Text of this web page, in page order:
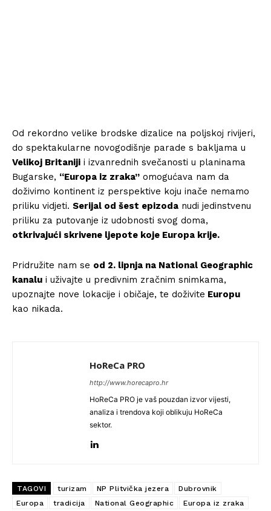
Od rekordno velike brodske dizalice na poljskoj rivijeri,
do spektakularne novogodišnje parade s bakljama u
Velikoj Britaniji i izvanrednih svečanosti u planinama
Bugarske, “Europa iz zraka” omogućava nam da
doživimo kontinent iz perspektive koju inače nemamo
priliku vidjeti. Serijal od šest epizoda nudi jedinstvenu
priliku za putovanje iz udobnosti svog doma,
otkrivajući skrivene ljepote koje Europa krije.
Pridružite nam se od 2. lipnja na National Geographic
kanalu i uživajte u predivnim zračnim snimkama,
upoznajte nove lokacije i običaje, te doživite Europu
kao nikada.
HoReCa PRO
http://www.horecapro.hr
HoReCa PRO je vaš pouzdan izvor vijesti,
analiza i trendova koji oblikuju HoReCa
sektor.
TAGOVI turizam NP Plitvička jezera
Dubrovnik
Europa
tradicija National Geographic
Europa iz zraka